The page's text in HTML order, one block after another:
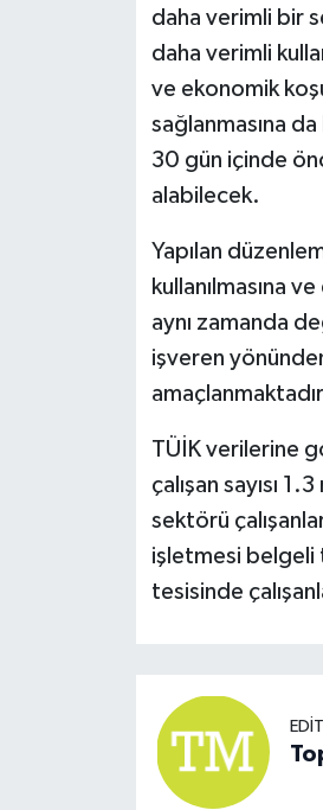
daha verimli bir
daha verimli
ve ekonomik
sağlanmasına
30 gün içinde
alabilecek.
Yapılan
kullanılmasına
aynı zamanda
işveren yönünden
TÜİK verilerine
çalışan sayısı
sektörü
işletmesi belgeli
tesisinde